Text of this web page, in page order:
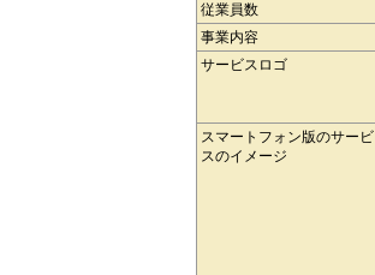
従業員数
事業内容
サービスロゴ
スマートフォン版のサービ
スのイメージ